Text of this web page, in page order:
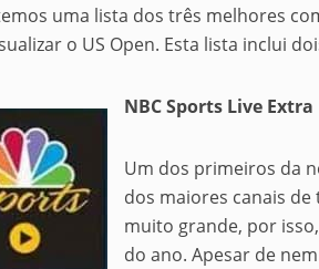
uma lista dos três melhores
o US Open. Esta lista inclui
NBC Sports Live Extra
Um dos primeiros da
dos maiores canais
muito grande, por
do ano. Apesar de